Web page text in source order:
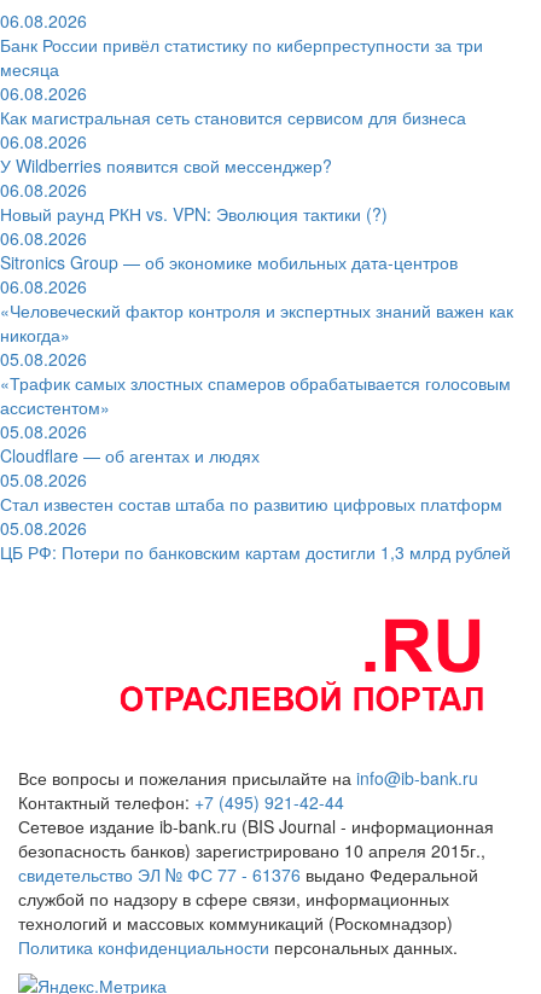
06.08.2026
Банк России привёл статистику по киберпреступности за три
месяца
06.08.2026
Как магистральная сеть становится сервисом для бизнеса
06.08.2026
У Wildberries появится свой мессенджер?
06.08.2026
Новый раунд РКН vs. VPN: Эволюция тактики (?)
06.08.2026
Sitronics Group — об экономике мобильных дата-центров
06.08.2026
«Человеческий фактор контроля и экспертных знаний важен как
никогда»
05.08.2026
«Трафик самых злостных спамеров обрабатывается голосовым
ассистентом»
05.08.2026
Cloudflare — об агентах и людях
05.08.2026
Стал известен состав штаба по развитию цифровых платформ
05.08.2026
ЦБ РФ: Потери по банковским картам достигли 1,3 млрд рублей
Все вопросы и пожелания присылайте на info@ib-bank.ru
Контактный телефон: +7 (495) 921-42-44
Сетевое издание ib-bank.ru (BIS Journal - информационная
безопасность банков) зарегистрировано 10 апреля 2015г.,
свидетельство ЭЛ № ФС 77 - 61376 выдано Федеральной
службой по надзору в сфере связи, информационных
технологий и массовых коммуникаций (Роскомнадзор)
Политика конфиденциальности персональных данных.